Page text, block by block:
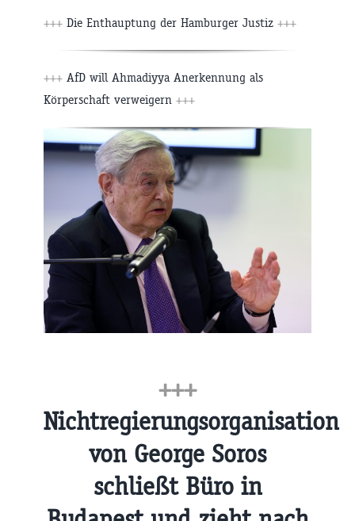
+++ Die Enthauptung der Hamburger Justiz +++
+++ AfD will Ahmadiyya Anerkennung als
Körperschaft verweigern +++
+++
Nichtregierungsorganisation
von George Soros
schließt Büro in